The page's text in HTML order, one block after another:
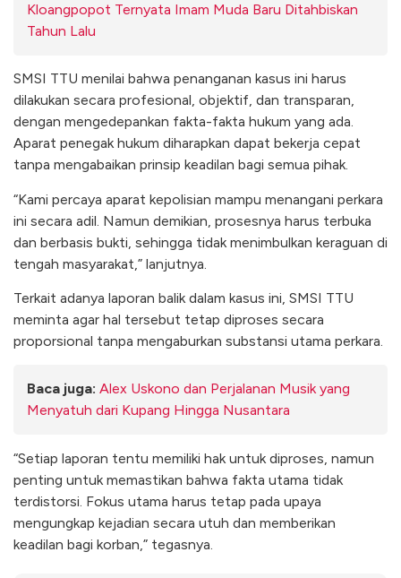
Kloangpopot Ternyata Imam Muda Baru Ditahbiskan
Tahun Lalu
SMSI TTU menilai bahwa penanganan kasus ini harus
dilakukan secara profesional, objektif, dan transparan,
dengan mengedepankan fakta-fakta hukum yang ada.
Aparat penegak hukum diharapkan dapat bekerja cepat
tanpa mengabaikan prinsip keadilan bagi semua pihak.
“Kami percaya aparat kepolisian mampu menangani perkara
ini secara adil. Namun demikian, prosesnya harus terbuka
dan berbasis bukti, sehingga tidak menimbulkan keraguan di
tengah masyarakat,” lanjutnya.
Terkait adanya laporan balik dalam kasus ini, SMSI TTU
meminta agar hal tersebut tetap diproses secara
proporsional tanpa mengaburkan substansi utama perkara.
Baca juga: Alex Uskono dan Perjalanan Musik yang
Menyatuh dari Kupang Hingga Nusantara
“Setiap laporan tentu memiliki hak untuk diproses, namun
penting untuk memastikan bahwa fakta utama tidak
terdistorsi. Fokus utama harus tetap pada upaya
mengungkap kejadian secara utuh dan memberikan
keadilan bagi korban,” tegasnya.